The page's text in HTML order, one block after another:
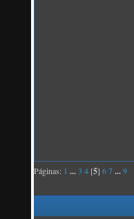
Páginas: 1 ...3 4 [5] 67...9